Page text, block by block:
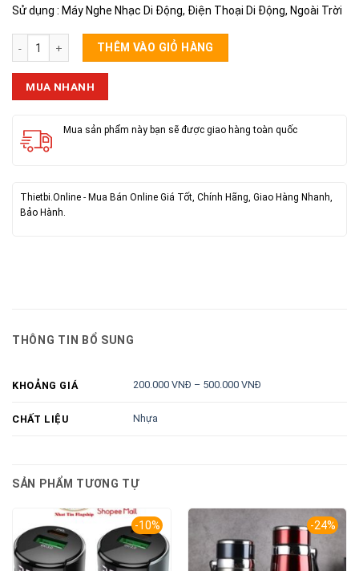
Sử dụng : Máy Nghe Nhạc Di Động, Điện Thoại Di Động, Ngoài Trời
Loa Bluetooth LP-V52 Năng Lượng Mặt Trời số lượng
THÊM VÀO GIỎ HÀNG
MUA NHANH
Mua sản phẩm này bạn sẽ được giao hàng toàn quốc
Thietbi.Online - Mua Bán Online Giá Tốt, Chính Hãng, Giao Hàng Nhanh,
Bảo Hành.
THÔNG TIN BỔ SUNG
KHOẢNG GIÁ 200.000 VNĐ – 500.000 VNĐ
CHẤT LIỆU Nhựa
SẢN PHẨM TƯƠNG TỰ
-10% -24%